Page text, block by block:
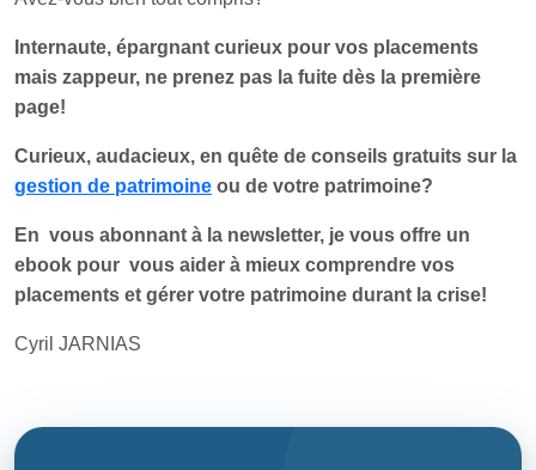
Internaute, épargnant curieux pour vos placements
mais zappeur, ne prenez pas la fuite dès la première
page!
Curieux, audacieux, en quête de conseils gratuits sur la
gestion de patrimoine ou de votre patrimoine?
En vous abonnant à la newsletter, je vous offre un
ebook pour vous aider à mieux comprendre vos
placements et gérer votre patrimoine durant la crise!
Cyril JARNIAS